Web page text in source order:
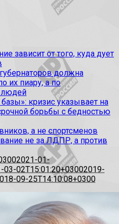
зависит от того, куда дует
должна
их пиару, а по
людей
кризис указывает на
борьбы с бедностью
а не спортсменов
не за ЛДПР, а против
2021-01-
03-02T15:01:20+03002019-
09-25T14:10:08+0300